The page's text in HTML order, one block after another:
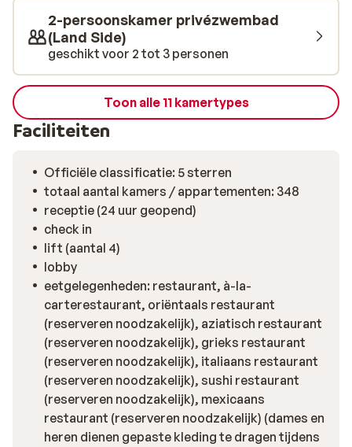
inclusive programma lekker gevarieerd kunt dineren. In
het hoofdrestaurant staat dagelijks een uitgebreid
buffet klaar maar worden er ook ter plaatse heerlijke
dingen bereid door show cooking. Ook is er een
Mexicaans restaurant en in het Griekse restaurant kun
je lunchen. Proef hier bijvoorbeeld eens de Griekse
2-persoonskamer privézwembad
(Land Side)
geschikt voor 2 tot 3 personen
Toon alle 11 kamertypes
Faciliteiten
Officiële classificatie: 5 sterren
totaal aantal kamers / appartementen: 348
receptie (24 uur geopend)
check in
lift (aantal 4)
lobby
eetgelegenheden: restaurant, à-la-
carterestaurant, oriëntaals restaurant
(reserveren noodzakelijk), aziatisch restaurant
(reserveren noodzakelijk), grieks restaurant
(reserveren noodzakelijk), italiaans restaurant
(reserveren noodzakelijk), sushi restaurant
(reserveren noodzakelijk), mexicaans
restaurant (reserveren noodzakelijk) (dames en
heren dienen gepaste kleding te dragen tijdens